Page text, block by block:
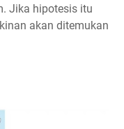
Jika hipotesis itu
akan ditemukan